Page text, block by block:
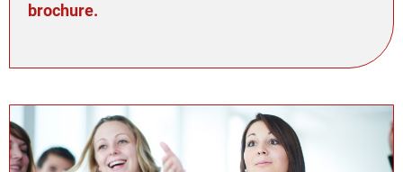
brochure.